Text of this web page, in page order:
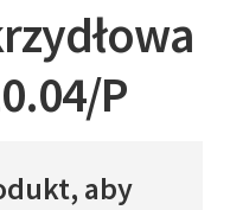
P
aby